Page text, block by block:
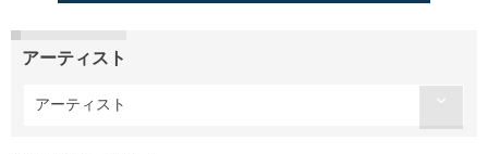
アーティスト
アーティスト